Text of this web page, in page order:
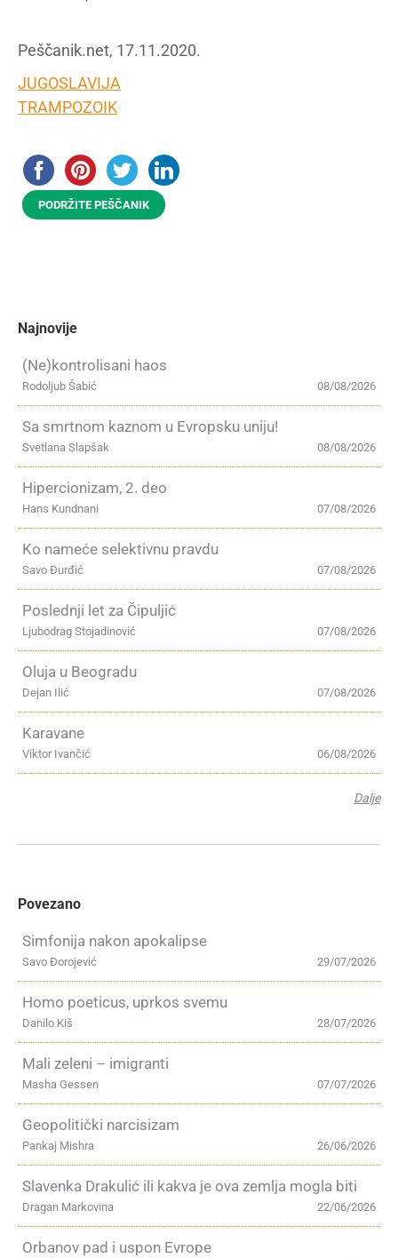
Peščanik.net, 17.11.2020.
JUGOSLAVIJA
TRAMPOZOIK
PODRŽITE PEŠČANIK
Najnovije
(Ne)kontrolisani haos
08/08/2026
Rodoljub Šabić
Sa smrtnom kaznom u Evropsku uniju!
08/08/2026
Svetlana Slapšak
Hipercionizam, 2. deo
07/08/2026
Hans Kundnani
Ko nameće selektivnu pravdu
07/08/2026
Savo Đurđić
Poslednji let za Čipuljić
07/08/2026
Ljubodrag Stojadinović
Oluja u Beogradu
07/08/2026
Dejan Ilić
Karavane
06/08/2026
Viktor Ivančić
Dalje
Povezano
Simfonija nakon apokalipse
29/07/2026
Savo Đorojević
Homo poeticus, uprkos svemu
28/07/2026
Danilo Kiš
Mali zeleni – imigranti
07/07/2026
Masha Gessen
Geopolitički narcisizam
26/06/2026
Pankaj Mishra
Slavenka Drakulić ili kakva je ova zemlja mogla biti
22/06/2026
Dragan Markovina
Orbanov pad i uspon Evrope